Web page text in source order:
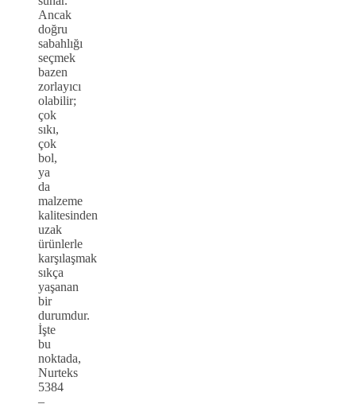
Ancak
doğru
sabahlığı
seçmek
bazen
zorlayıcı
olabilir;
çok
sıkı,
çok
bol,
ya
da
malzeme
kalitesinden
uzak
ürünlerle
karşılaşmak
sıkça
yaşanan
bir
durumdur.
İşte
bu
noktada,
Nurteks
5384
–